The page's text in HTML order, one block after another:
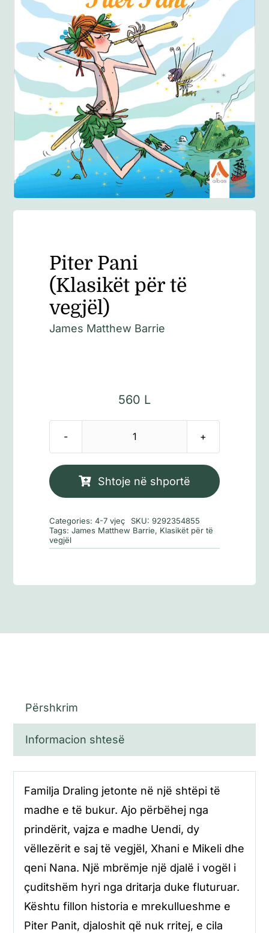
Anglisht
Ditarë
Evente
Blog
Piter Pani
(Klasikët për të
vegjël)
James Matthew Barrie
560 L
Sasi
Pani
të
vegjël)
Shtoje në shportë
Categories:4-7 vjeç SKU:9292354855
Tags:James Matthew Barrie, Klasikët për të
vegjël
Përshkrim
Informacion shtesë
Familja Draling jetonte në një shtëpi të
madhe e të bukur. Ajo përbëhej nga
prindërit, vajza e madhe Uendi, dy
vëllezërit e saj të vegjël, Xhani e Mikeli dhe
qeni Nana. Një mbrëmje një djalë i vogël i
çuditshëm hyri nga dritarja duke fluturuar.
Kështu fillon historia e mrekullueshme e
Piter Panit, djaloshit që nuk rritej, e cila